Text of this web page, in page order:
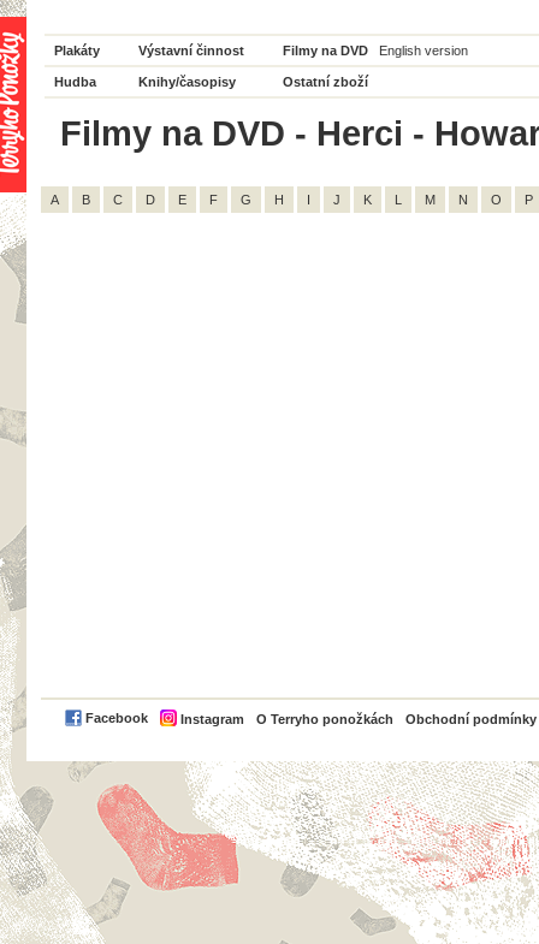
Plakáty Výstavní činnost Filmy na DVD English version
Hudba Knihy/časopisy Ostatní zboží
Filmy na DVD - Herci -
A B C D E F G H I J K L M N O P
Facebook Instagram O Terryho ponožkách Obchodní podmínky
PayPal